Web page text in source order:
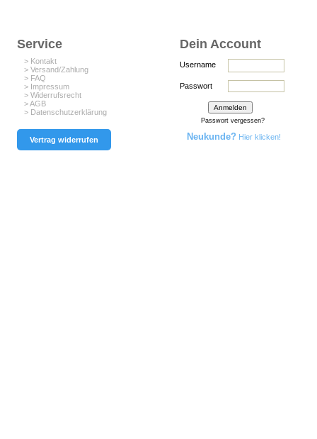
Service
> Kontakt
> Versand/Zahlung
> FAQ
> Impressum
> Widerrufsrecht
> AGB
> Datenschutzerklärung
Vertrag widerrufen
Dein Account
Username
Passwort
Passwort vergessen?
Neukunde? Hier klicken!